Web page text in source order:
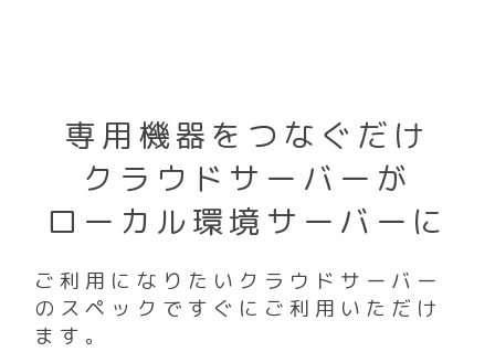
専用機器をつなぐだけ
クラウドサーバーが
ローカル環境サーバーに
ご利用になりたいクラウドサーバー
のスペックですぐにご利用いただけ
ます。